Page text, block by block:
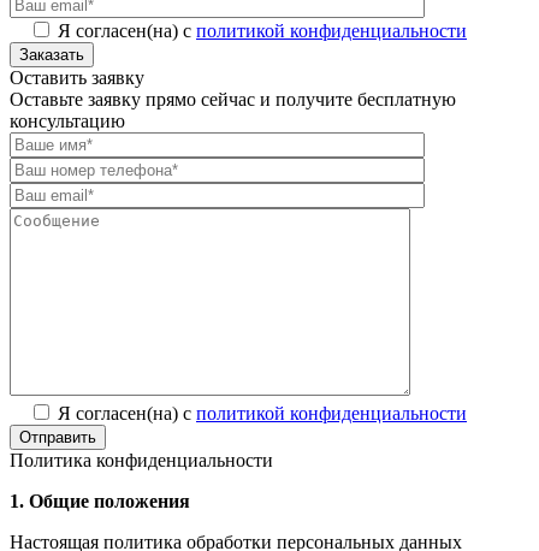
Я согласен(на) с политикой конфиденциальности
Заказать
Оставить заявку
Оставьте заявку прямо сейчас и получите бесплатную
консультацию
Я согласен(на) с политикой конфиденциальности
Отправить
Политика конфиденциальности
1. Общие положения
Настоящая политика обработки персональных данных